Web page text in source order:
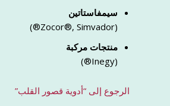
سيمفاستاتين
(Zocor®, Simvador®)
منتجات مركبة
(Inegy®)
الرجوع إلى “أدوية قصور القلب”